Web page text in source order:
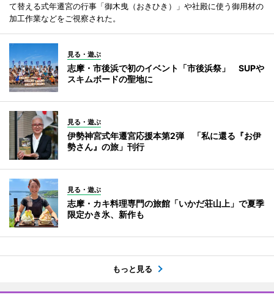
て替える式年遷宮の行事「御木曳（おきひき）」や社殿に使う御用材の
加工作業などをご視察された。
見る・遊ぶ
志摩・市後浜で初のイベント「市後浜祭」 SUPや
スキムボードの聖地に
見る・遊ぶ
伊勢神宮式年遷宮応援本第2弾 「私に還る『お伊
勢さん』の旅」刊行
見る・遊ぶ
志摩・カキ料理専門の旅館「いかだ荘山上」で夏季
限定かき氷、新作も
もっと見る